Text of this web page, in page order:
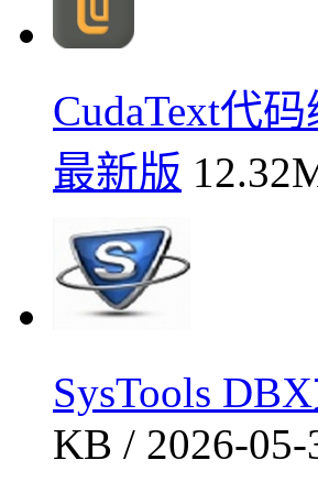
CudaText代
最新版
SysTools
KB / 2026-05-